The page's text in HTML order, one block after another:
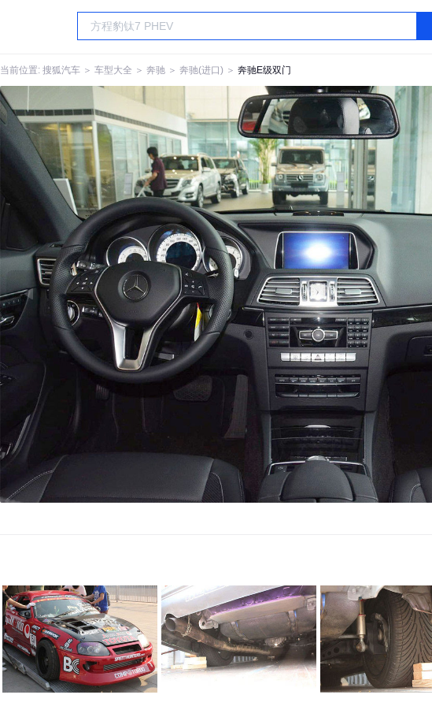
当前位置: 搜狐汽车 ＞ 车型大全 ＞ 奔驰 ＞ 奔驰(进口) ＞ 奔驰E级双门